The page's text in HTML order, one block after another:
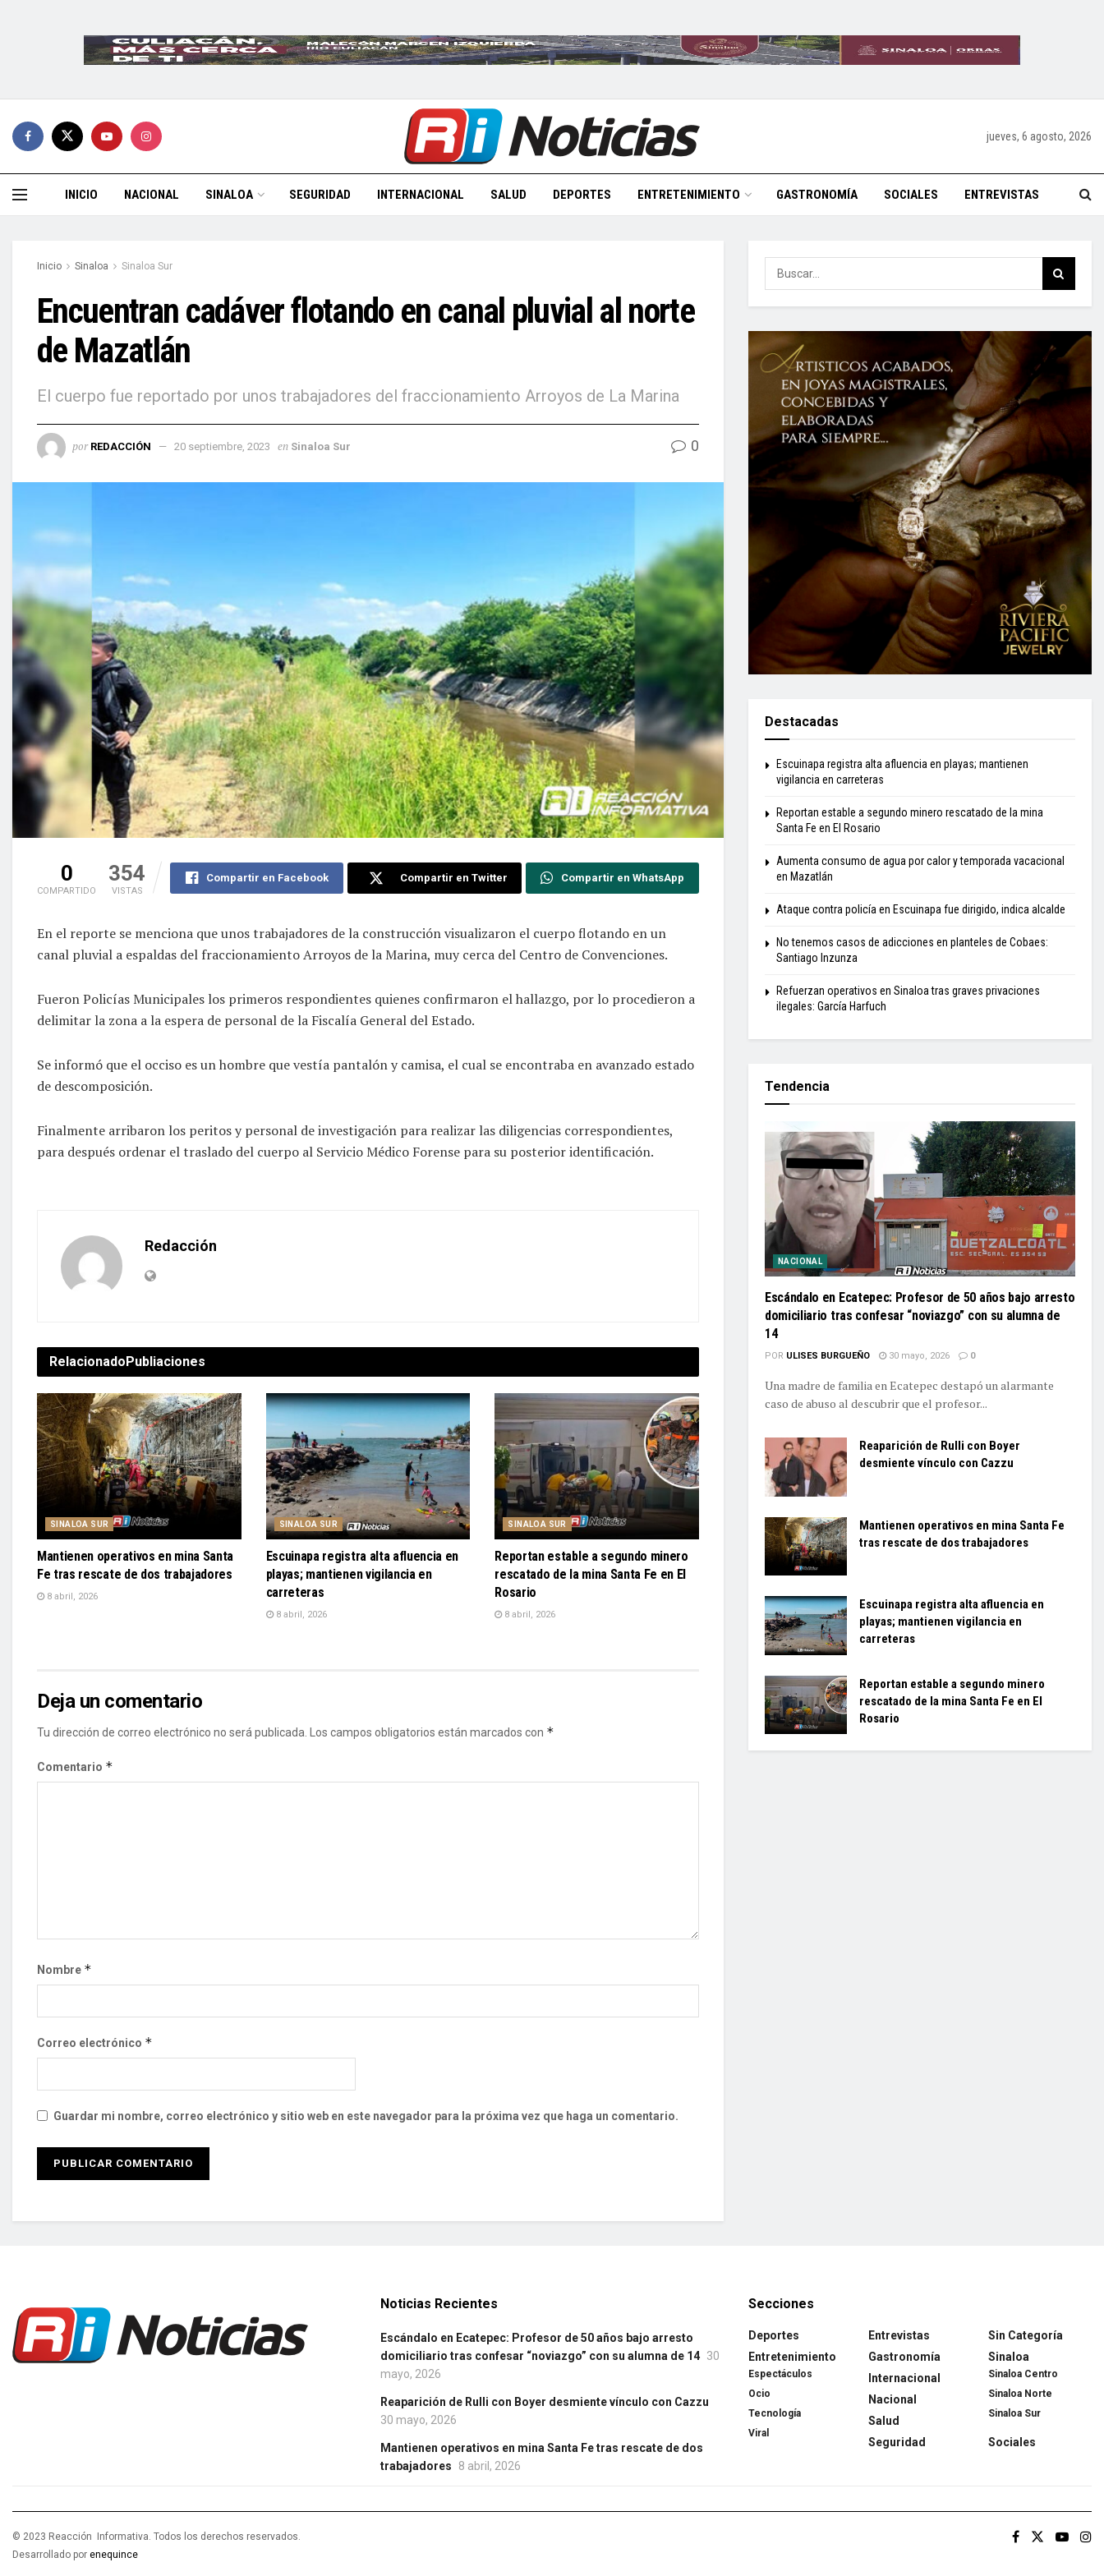
jueves, 6 agosto, 2026
INICIO NACIONAL SINALOA SEGURIDAD INTERNACIONAL SALUD DEPORTES ENTRETENIMIENTO GASTRONOMÍA SOCIALES ENTREVISTAS
Inicio Sinaloa Sinaloa Sur
Encuentran cadáver flotando en canal pluvial al norte
de Mazatlán
El cuerpo fue reportado por unos trabajadores del fraccionamiento Arroyos de La Marina
por REDACCIÓN 20 septiembre, 2023 en Sinaloa Sur 0
0
COMPARTIDO
354
VISTAS
Compartir en Facebook Compartir en Twitter Compartir en WhatsApp
En el reporte se menciona que unos trabajadores de la construcción visualizaron el cuerpo flotando en un
canal pluvial a espaldas del fraccionamiento Arroyos de la Marina, muy cerca del Centro de Convenciones.
Fueron Policías Municipales los primeros respondientes quienes confirmaron el hallazgo, por lo procedieron a
delimitar la zona a la espera de personal de la Fiscalía General del Estado.
Se informó que el occiso es un hombre que vestía pantalón y camisa, el cual se encontraba en avanzado estado
de descomposición.
Finalmente arribaron los peritos y personal de investigación para realizar las diligencias correspondientes,
para después ordenar el traslado del cuerpo al Servicio Médico Forense para su posterior identificación.
Redacción
RelacionadoPubliaciones
SINALOA SUR
Mantienen operativos en mina Santa
Fe tras rescate de dos trabajadores
8 abril, 2026
SINALOA SUR
Escuinapa registra alta afluencia en
playas; mantienen vigilancia en
carreteras
8 abril, 2026
SINALOA SUR
Reportan estable a segundo minero
rescatado de la mina Santa Fe en El
Rosario
8 abril, 2026
Deja un comentario
Tu dirección de correo electrónico no será publicada. Los campos obligatorios están marcados con *
Comentario *
Nombre *
Correo electrónico *
Guardar mi nombre, correo electrónico y sitio web en este navegador para la próxima vez que haga un comentario.
Destacadas
Escuinapa registra alta afluencia en playas; mantienen
vigilancia en carreteras
Reportan estable a segundo minero rescatado de la mina
Santa Fe en El Rosario
Aumenta consumo de agua por calor y temporada vacacional
en Mazatlán
Ataque contra policía en Escuinapa fue dirigido, indica alcalde
No tenemos casos de adicciones en planteles de Cobaes:
Santiago Inzunza
Refuerzan operativos en Sinaloa tras graves privaciones
ilegales: García Harfuch
Tendencia
NACIONAL
Escándalo en Ecatepec: Profesor de 50 años bajo arresto
domiciliario tras confesar “noviazgo” con su alumna de
14
POR ULISES BURGUEÑO 30 mayo, 2026 0
Una madre de familia en Ecatepec destapó un alarmante
caso de abuso al descubrir que el profesor...
Reaparición de Rulli con Boyer
desmiente vínculo con Cazzu
Mantienen operativos en mina Santa Fe
tras rescate de dos trabajadores
Escuinapa registra alta afluencia en
playas; mantienen vigilancia en
carreteras
Reportan estable a segundo minero
rescatado de la mina Santa Fe en El
Rosario
Noticias Recientes
Escándalo en Ecatepec: Profesor de 50 años bajo arresto
domiciliario tras confesar “noviazgo” con su alumna de 14 30
mayo, 2026
Reaparición de Rulli con Boyer desmiente vínculo con Cazzu
30 mayo, 2026
Mantienen operativos en mina Santa Fe tras rescate de dos
trabajadores
8 abril, 2026
Secciones
Deportes
Entretenimiento
Espectáculos
Ocio
Tecnología
Viral
Entrevistas
Gastronomía
Internacional
Nacional
Salud
Seguridad
Sin Categoría
Sinaloa
Sinaloa Centro
Sinaloa Norte
Sinaloa Sur
Sociales
© 2023 Reacción Informativa. Todos los derechos reservados.
Desarrollado por enequince